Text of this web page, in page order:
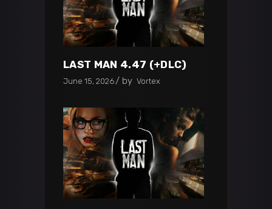
LAST MAN 4.47 (+DLC)
June 15, 2026 by Vortex